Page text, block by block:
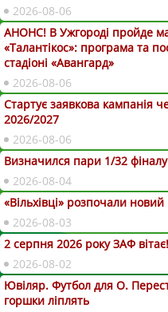
2026-08-06
АНОНС! В Ужгороді пройде
«Талантікос»: програма та
стадіоні «Авангард»
2026-08-06
Стартує заявкова кампанія
2026/2027
2026-08-06
Визначился пари 1/32
2026-08-04
«Вільхівці» розпочали
2026-08-03
2 серпня 2026 року ЗАФ вітає!
2026-08-02
Ювіляр. Футбол для О.
горшки ліплять